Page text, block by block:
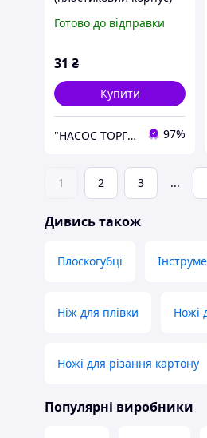
автоматичний замок
Готово до відправки
31 ₴
Купити
"НАСОС ТОРГ" Насосне обладнання, інструменти, освітлення 97%
1 2 3 ...
Дивись також
Плоскогубці
Ніж для плівки Ножі
Ножі для різання картону
Популярні виробники